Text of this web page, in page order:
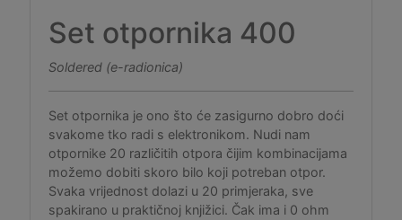
Set otpornika 400
Soldered (e-radionica)
Set otpornika je ono što će zasigurno dobro doći
svakome tko radi s elektronikom. Nudi nam
otpornike 20 različitih otpora čijim kombinacijama
možemo dobiti skoro bilo koji potreban otpor.
Svaka vrijednost dolazi u 20 primjeraka, sve
spakirano u praktičnoj knjižici. Čak ima i 0 ohm